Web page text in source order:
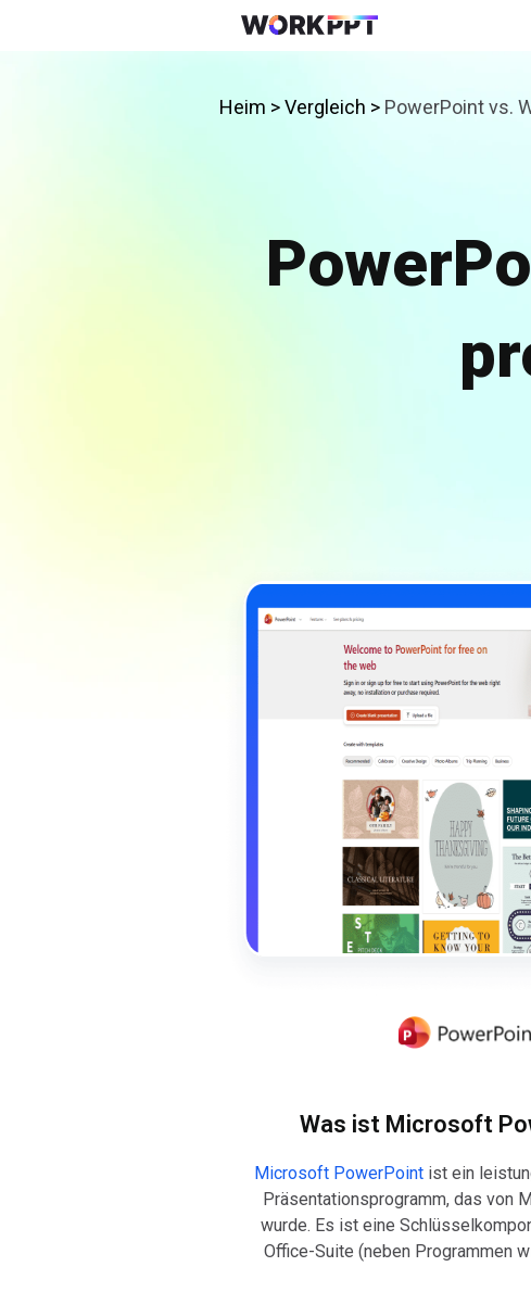
Heim > Vergleich > PowerPoint vs.
Was ist Microsoft
Microsoft PowerPointist ein
Präsentationsprogramm, das von
wurde. Es ist eine
Office-Suite (neben Programmen